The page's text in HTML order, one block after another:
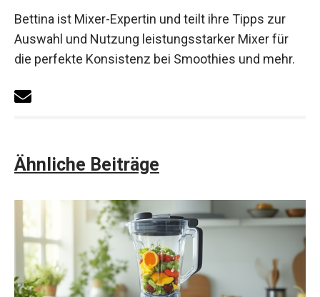
Bettina ist Mixer-Expertin und teilt ihre Tipps zur
Auswahl und Nutzung leistungsstarker Mixer für
die perfekte Konsistenz bei Smoothies und mehr.
Ähnliche Beiträge